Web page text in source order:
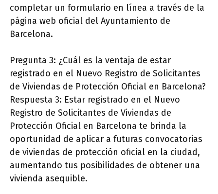
completar un formulario en línea a través de la
página web oficial del Ayuntamiento de
Barcelona.
Pregunta 3: ¿Cuál es la ventaja de estar
registrado en el Nuevo Registro de Solicitantes
de Viviendas de Protección Oficial en Barcelona?
Respuesta 3: Estar registrado en el Nuevo
Registro de Solicitantes de Viviendas de
Protección Oficial en Barcelona te brinda la
oportunidad de aplicar a futuras convocatorias
de viviendas de protección oficial en la ciudad,
aumentando tus posibilidades de obtener una
vivienda asequible.